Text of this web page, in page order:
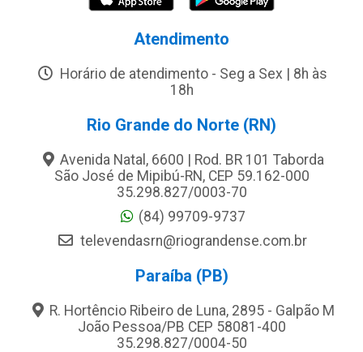
Atendimento
Horário de atendimento - Seg a Sex | 8h às
18h
Rio Grande do Norte (RN)
Avenida Natal, 6600 | Rod. BR 101 Taborda
São José de Mipibú-RN, CEP 59.162-000
35.298.827/0003-70
(84) 99709-9737
televendasrn@riograndense.com.br
Paraíba (PB)
R. Hortêncio Ribeiro de Luna, 2895 - Galpão M
João Pessoa/PB CEP 58081-400
35.298.827/0004-50